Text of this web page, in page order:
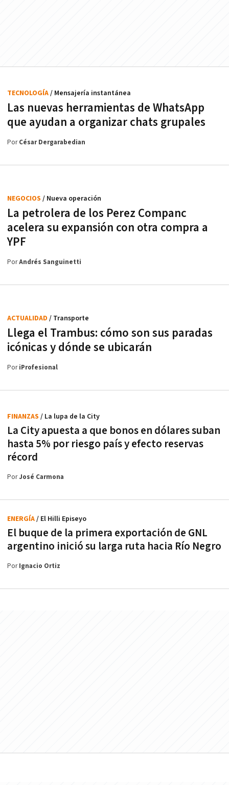
Las nuevas herramientas de WhatsApp
que ayudan a organizar chats grupales
TECNOLOGÍA/ Mensajería instantánea
PorCésar Dergarabedian
La petrolera de los Perez Companc
acelera su expansión con otra compra a
YPF
NEGOCIOS / Nueva operación
PorAndrés Sanguinetti
Llega el Trambus: cómo son sus paradas
icónicas y dónde se ubicarán
ACTUALIDAD / Transporte
PoriProfesional
La City apuesta a que bonos en dólares suban
hasta 5% por riesgo país y efecto reservas
récord
FINANZAS / La lupa de la City
PorJosé Carmona
El buque de la primera exportación de GNL
argentino inició su larga ruta hacia Río Negro
ENERGÍA/ El Hilli Episeyo
PorIgnacio Ortiz